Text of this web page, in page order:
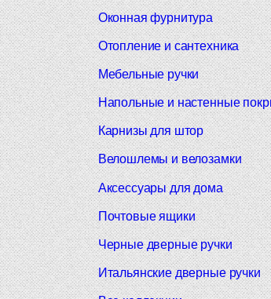
Оконная фурнитура
Отопление и сантехника
Мебельные ручки
Напольные и настенные
Карнизы для штор
Велошлемы и велозамки
Аксессуары для дома
Почтовые ящики
Черные дверные ручки
Итальянские дверные ручки